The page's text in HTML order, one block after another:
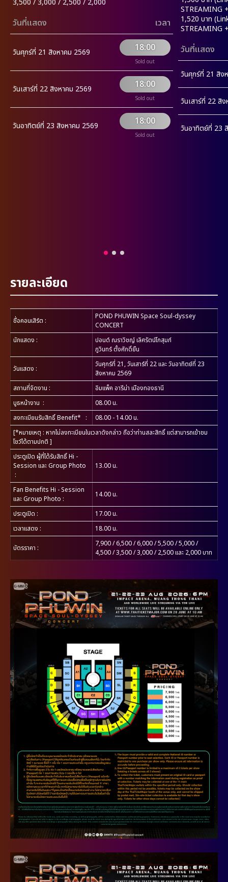
3,500 / 3,000 / 2,500 / 2,000
วันที่แสดง เวลา
วันศุกร์ที่ 21 สิงหาคม 2569 18:00
Sold out
วันเสาร์ที่ 22 สิงหาคม 2569 18:00
Sold out
วันอาทิตย์ที่ 23 สิงหาคม 2569 18:00
Sold out
STREAMING
1,520 บาท
STREAMING
วันที่แสดง
วันศุกร์ที่ 21 สิง
วันเสาร์ที่ 22 สิ
วันอาทิตย์ที่ 23
รายละเอียด
ชื่อคอนเสิร์ต :
POND PHUWIN Space Soul-dyssey
CONCERT
นักแสดง :
ปอนด์ ณราวิชญ์ เลิศรัตน์โกสุมภ์
ภูวินทร์ ตั้งศักดิ์ยืน
วันแสดง :
วันศุกร์ที่ 21, วันเสาร์ที่ 22 และ วันอาทิตย์ที่ 23
สิงหาคม 2569
สถานที่จัดงาน :
อิมแพ็ค อารีน่า เมืองทองธานี
บูธหน้างาน :
08.00 น.
ลงทะเบียนรับสิทธิ์ Benefit*
:
08.00 - 14.00 น.
[*หมายเหตุ : หากไม่ลงทะเบียนในเวลาดังกล่าว ถือว่าท่านสละสิทธิ์ แต่สามารถเข้าชม
โชว์ได้ตามปกติ ]
ประตูเปิด ผู้ที่ได้รับสิทธิ์ Hi -
Session และ Group Photo
:
13.00 น.
Fan Benefits Hi - Session
และ Group Photo : 14.00 น.
ประตูเปิด :
17.00 น.
เวลาแสดง : 18.00 น.
บัตรราคา :
7,900 / 6,500 / 6,000 / 5,500 / 5,000 /
4,500 / 3,500 / 3,000 / 2,500 และ 2,000 บาท